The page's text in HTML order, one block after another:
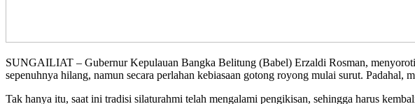
SUNGAILIAT – Gubernur Kepulauan Bangka Belitung (Babel) Erzaldi Rosman,
sepenuhnya hilang, namun secara perlahan kebiasaan gotong royong mulai surut.
Tak hanya itu, saat ini tradisi silaturahmi telah mengalami pengikisan, sehingga harus